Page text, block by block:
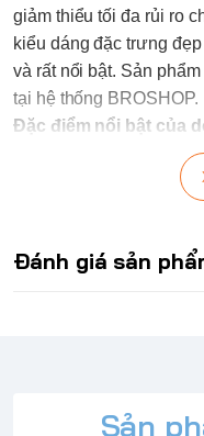
giảm thiểu tối đa rủi ro
kiểu dáng đặc trưng
và rất nổi bật. Sản phẩm
tại hệ thống BROSHOP.
Đặc điểm nổi bật của
Max Essential Armor
Bảo vệ thiết bị của bạn
pháp bảo vệ không
thiết bị của bạn một
Thiết kế mỏng, tiện
Đánh giá sản
Sản